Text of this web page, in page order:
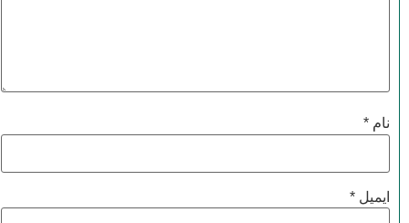
نام*
ایمیل *